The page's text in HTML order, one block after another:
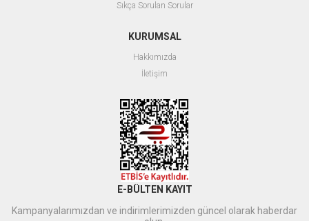
Sıkça Sorulan Sorular
KURUMSAL
Hakkımızda
İletişim
E-BÜLTEN KAYIT
Kampanyalarımızdan ve indirimlerimizden güncel olarak haberdar